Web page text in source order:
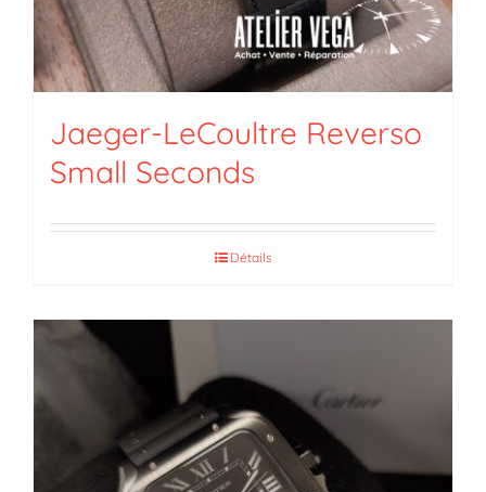
Jaeger-LeCoultre Reverso
Small Seconds
Détails